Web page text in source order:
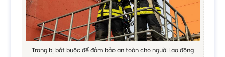
Trang bị bắt buộc để đảm bảo an toàn cho người lao động